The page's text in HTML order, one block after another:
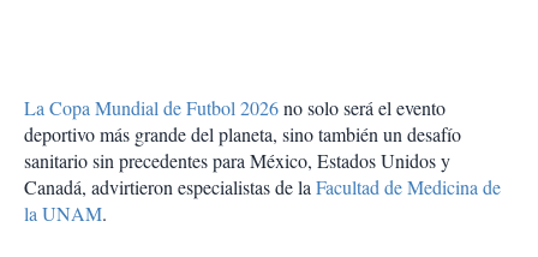
La Copa Mundial de Futbol 2026no solo será el evento
deportivo más grande del planeta, sino también un desafío
sanitario sin precedentes para México, Estados Unidos y
Canadá, advirtieron especialistas de laFacultad de Medicina de
la UNAM.